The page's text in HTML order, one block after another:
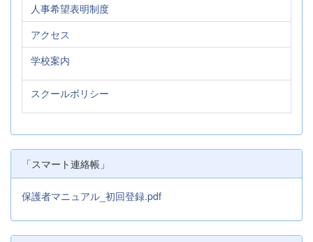
（事務室でも同じ申請書類をお配りしています。） &nbsp;
①申請書（紙申請用）様式第１号.xlsx ②...
人事希望表明制度
アクセス
学校案内
スクールポリシー
「スマート連絡帳」
保護者マニュアル_初回登録.pdf